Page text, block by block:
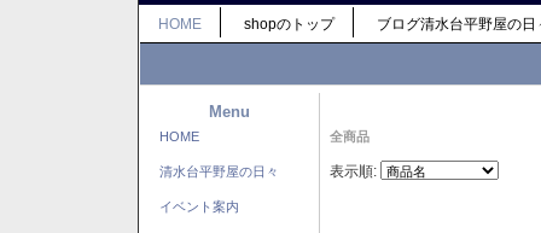
HOME shopのトップ ブログ清水台平野屋の日
Menu
HOME
清水台平野屋の日々
イベント案内
全商品
表示順: